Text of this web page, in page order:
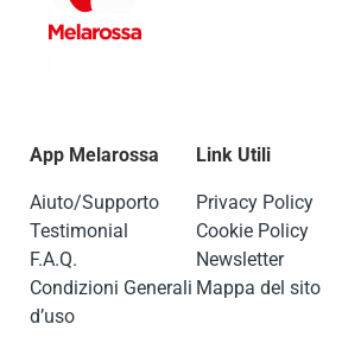
App Melarossa
Aiuto/Supporto
Testimonial
F.A.Q.
Condizioni Generali
d’uso
Link Utili
Privacy Policy
Cookie Policy
Newsletter
Mappa del sito